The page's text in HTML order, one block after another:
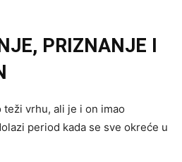
PRIZNANJE I
vrhu, ali je i on imao
period kada se sve okreće u